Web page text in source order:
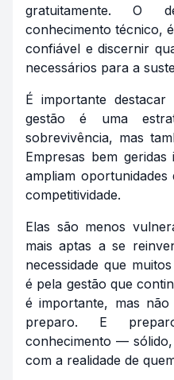
gratuitamente. O
conhecimento técnico,
confiável e discernir
necessários para a
É importante
gestão é uma
sobrevivência, mas
Empresas bem
ampliam
competitividade.
Elas são menos
mais aptas a se
necessidade que
é pela gestão que
é importante, mas não
preparo. E
conhecimento —
com a realidade de